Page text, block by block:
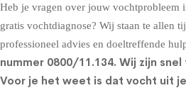
Heb je vragen over jouw vochtprobleem
gratis vochtdiagnose? Wij staan te allen
professioneel advies en doeltreffende
nummer 0800/11.134. Wij zijn
Voor je het weet is dat vocht uit